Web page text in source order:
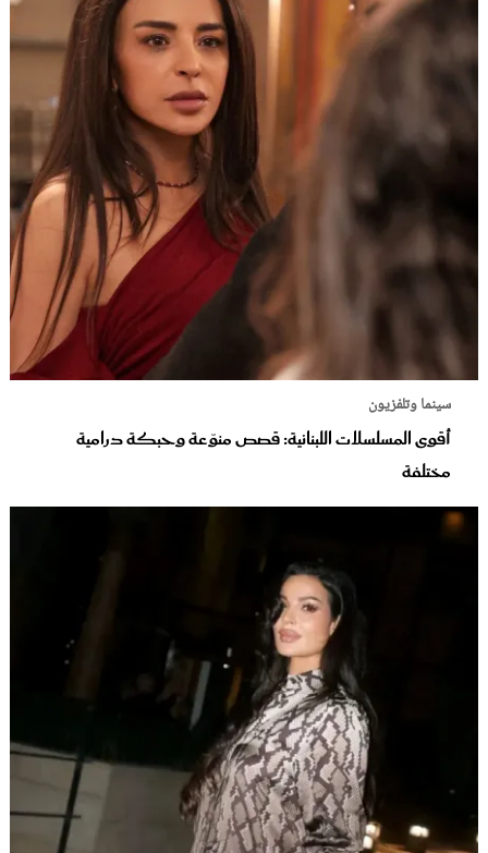
سينما وتلفزيون
أقوى المسلسلات اللبنانية: قصص منوّعة وحبكة درامية
مختلفة